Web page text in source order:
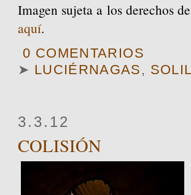
Imagen sujeta a los derechos
aquí.
0 COMENTARIOS
➤ LUCIÉRNAGAS ,
3.3.12
COLISIÓN